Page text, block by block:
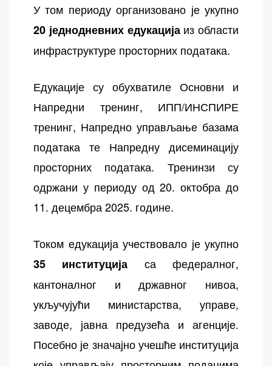
У том периоду организовано је укупно
20 једнодневних едукација из области
инфраструктуре просторних података.
Едукације су обухватиле Основни и
Напредни тренинг, ИПП/ИНСПИРЕ
тренинг, Напредно управљање базама
података те Напредну дисеминацију
просторних података. Тренинзи су
одржани у периоду од 20. октобра до
11. децембра 2025. године.
Током едукација учествовало је укупно
35 институција са федералног,
кантоналног и државног нивоа,
укључујући министарства, управе,
заводе, јавна предузећа и агенције.
Посебно је значајно учешће институција